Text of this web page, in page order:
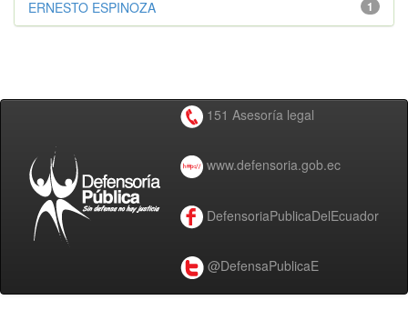
1
ERNESTO ESPINOZA
151 Asesoría legal
www.defensoria.gob.ec
DefensoriaPublicaDelEcuador
@DefensaPublicaE